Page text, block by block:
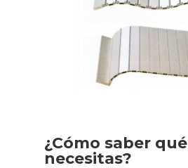
¿Cómo saber qué
necesitas?